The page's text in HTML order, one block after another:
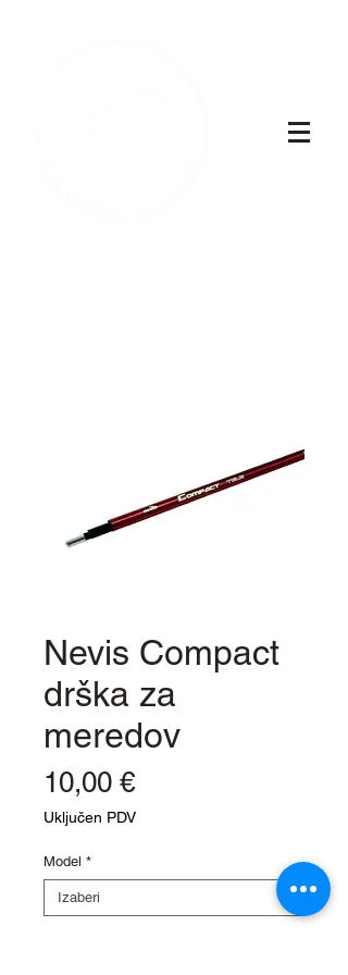
Nevis Compact
drška za
meredov
10,00 €Cijena
Uključen PDV
Model *